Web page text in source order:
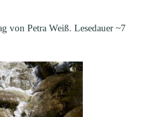
von Petra Weiß. Lesedauer ~7